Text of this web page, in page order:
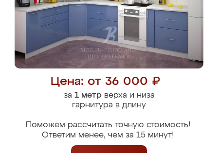
Цена: от 36 000 ₽
за 1 метрверха и низа
гарнитура в длину
Поможем рассчитать точную стоимость!
Ответим менее, чем за 15 минут!